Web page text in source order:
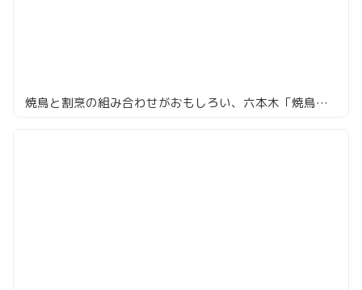
焼鳥と割烹の組み合わせがおもしろい、六本木「焼鳥カッポウ 鳥耀」